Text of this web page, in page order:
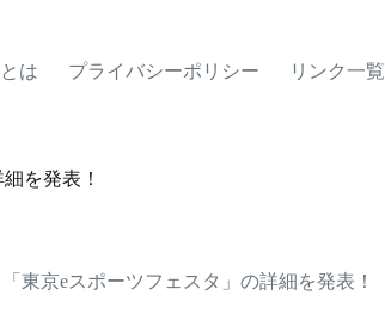
は プライバシーポリシー リンク一覧
を発表！
東京eスポーツフェスタ」の詳細を発表！